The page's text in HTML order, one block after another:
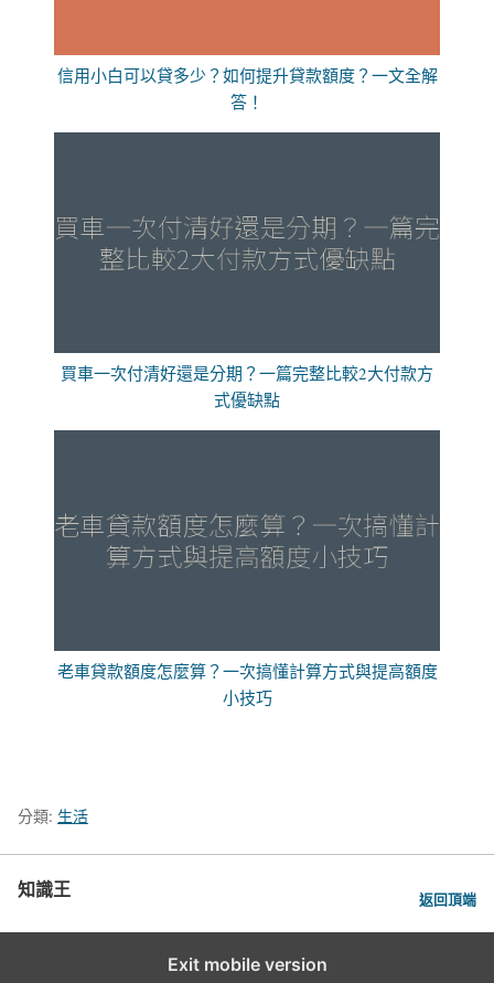
信用小白可以貸多少？如何提升貸款額度？一文全解
答！
買車一次付清好還是分期？一篇完整比較2大付款方
式優缺點
老車貸款額度怎麼算？一次搞懂計算方式與提高額度
小技巧
分類: 生活
知識王 返回頂端
Exit mobile version